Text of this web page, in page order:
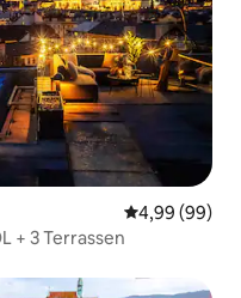
4,99 (99)
+ 3 Terrassen